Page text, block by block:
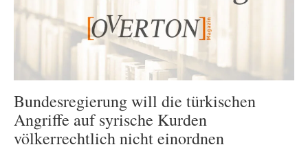
Bundesregierung will die türkischen
Angriffe auf syrische Kurden
völkerrechtlich nicht einordnen